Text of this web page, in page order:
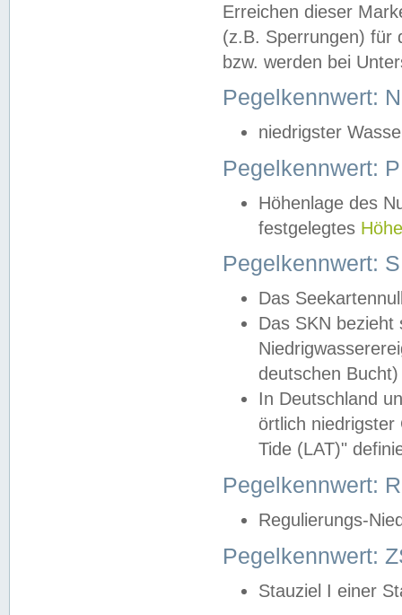
Erreichen dieser
(z.B. Sperrungen) für
bzw. werden bei
Pegelkennwert:
niedrigster
Pegelkennwert:
Höhenlage des
festgelegtes
Pegelkennwert:
Das
Das SKN
deutschen
In Deutschland
örtlich
Tide (LAT)"
Pegelkennwert:
Regulierungs-
Pegelkennwert:
Stauziel I einer